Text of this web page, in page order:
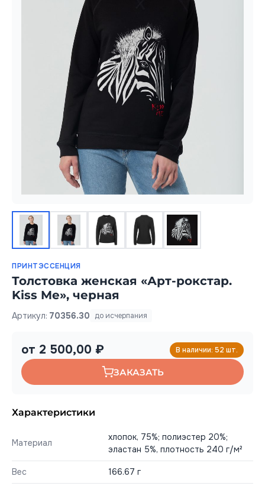
ПРИНТЭССЕНЦИЯ
Толстовка женская «Арт-рокстар.
Kiss Me», черная
Артикул: 70356.30 до исчерпания
от 2 500,00 ₽ В наличии: 52 шт.
ЗАКАЗАТЬ
Характеристики
Материал
хлопок, 75%; полиэстер 20%;
эластан 5%, плотность 240 г/м²
Вес 166.67 г